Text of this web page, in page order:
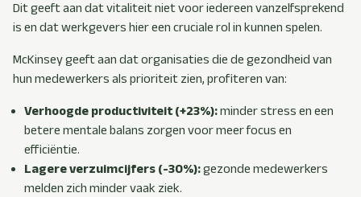
Dit geeft aan dat vitaliteit niet voor iedereen vanzelfsprekend
is en dat werkgevers hier een cruciale rol in kunnen spelen.
McKinsey geeft aan dat organisaties die de gezondheid van
hun medewerkers als prioriteit zien, profiteren van:
Verhoogde productiviteit (+23%):minder stress en een
betere mentale balans zorgen voor meer focus en
efficiëntie.
Lagere verzuimcijfers (-30%):gezonde medewerkers
melden zich minder vaak ziek.